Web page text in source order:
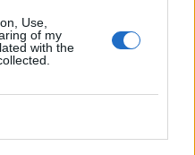
Use,
of my
with the
Banda
pelo 1º lugar no
de Valência